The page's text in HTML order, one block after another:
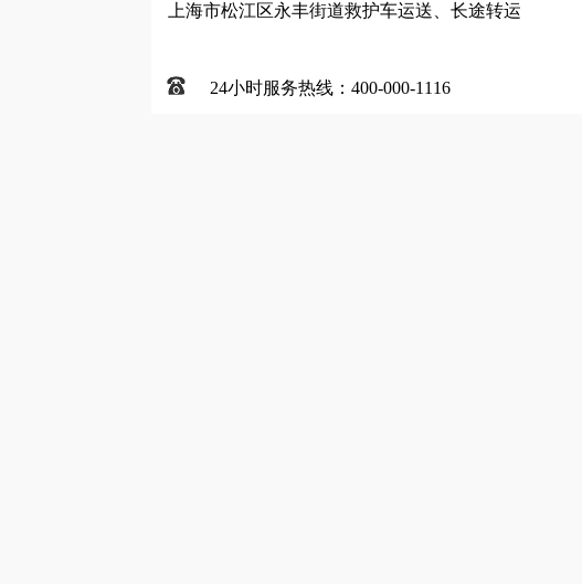
明、救护车出租
上海市松江区永丰街道救护车运送、长途转运
24小时服务热线：400-000-1116